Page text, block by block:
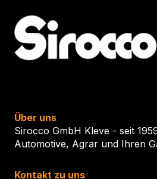
Über uns
Sirocco GmbH Kleve - seit
Automotive, Agrar und Ihren
Kontakt zu uns